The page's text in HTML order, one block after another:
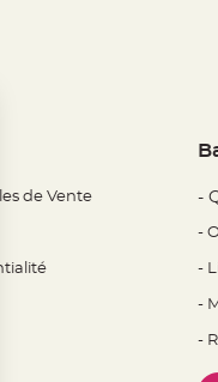
de Vente -
-
-
-
-